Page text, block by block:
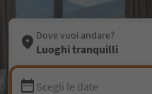
Dove vuoi andare?
Luoghi tranquilli
Scegli le date